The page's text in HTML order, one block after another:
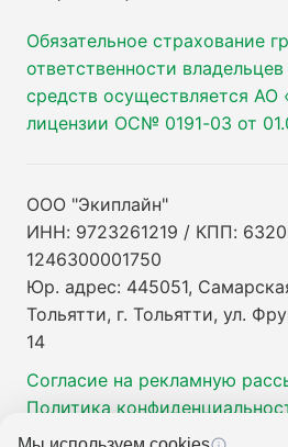
Обязательное страхование
ответственности
средств осуществляется АО
лицензии ОС№ 0191-03 от
ООО "Экиплайн"
ИНН: 9723261219 / КПП:
1246300001750
Юр. адрес: 445051,
Тольятти, г. Тольятти, ул.
14
Согласие на рекламную
Политика